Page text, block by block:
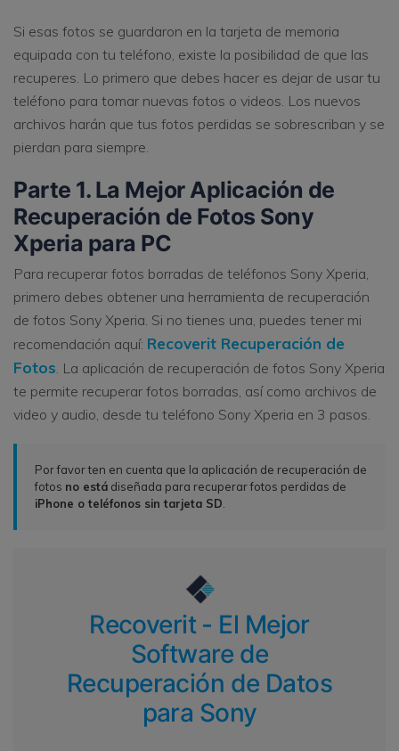
Si esas fotos se guardaron en la tarjeta de memoria
equipada con tu teléfono, existe la posibilidad de que las
recuperes. Lo primero que debes hacer es dejar de usar tu
teléfono para tomar nuevas fotos o videos. Los nuevos
archivos harán que tus fotos perdidas se sobrescriban y se
pierdan para siempre.
Parte 1. La Mejor Aplicación de
Recuperación de Fotos Sony
Xperia para PC
Para recuperar fotos borradas de teléfonos Sony Xperia,
primero debes obtener una herramienta de recuperación
de fotos Sony Xperia. Si no tienes una, puedes tener mi
recomendación aquí: Recoverit Recuperación de
Fotos . La aplicación de recuperación de fotos Sony Xperia
te permite recuperar fotos borradas, así como archivos de
video y audio, desde tu teléfono Sony Xperia en 3 pasos.
Por favor ten en cuenta que la aplicación de recuperación de
fotos no está diseñada para recuperar fotos perdidas de
iPhone o teléfonos sin tarjeta SD
Recoverit - El Mejor
Software de
Recuperación de Datos
para Sony